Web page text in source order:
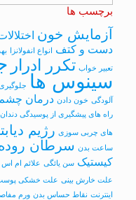
برچسب ها
آزمایش خون
دست و کتف انواع انفولانزا
تعبیر خواب تکرر ادرار
سینوس ها
آلودگی خون دادن درمان
راه های پیشگیری از پوسیدگی دندان
های چربی سوزی رژیم
ساعت بدن سرطان
کیستیک سن یائگی علائم ام اس
علت خارش بینی علت خشکی
اینترنت نقاط حساس بدن ورم